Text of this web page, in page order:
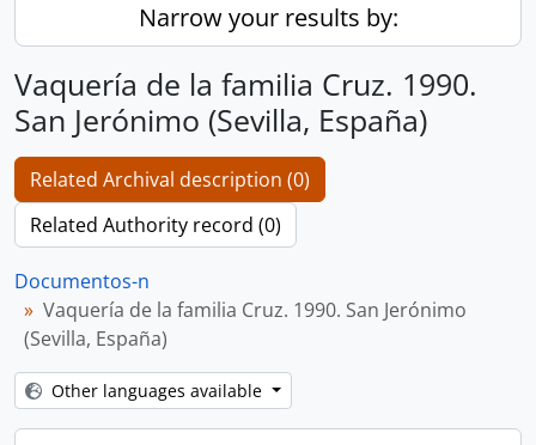
Narrow your results by:
Vaquería de la familia Cruz. 1990.
San Jerónimo (Sevilla, España)
Related Archival description (0)
Related Authority record (0)
Documentos-n
Vaquería de la familia Cruz. 1990. San Jerónimo
(Sevilla, España)
Other languages available